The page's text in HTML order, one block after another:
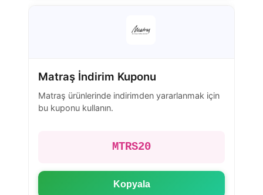
Matraş İndirim Kuponu
Matraş ürünlerinde indirimden yararlanmak için
bu kuponu kullanın.
MTRS20
Kopyala